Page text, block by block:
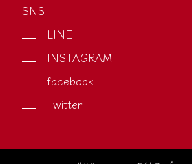
SNS
LINE
INSTAGRAM
facebook
Twitter